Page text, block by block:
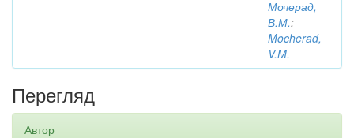
Мочерад,
В.М.;
Mocherad,
V.M.
Перегляд
Автор